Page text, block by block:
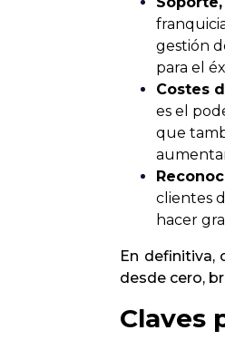
gestión
para el
Costes
es el
que
clientes
hacer
En definitiva,
desde cero,
Claves